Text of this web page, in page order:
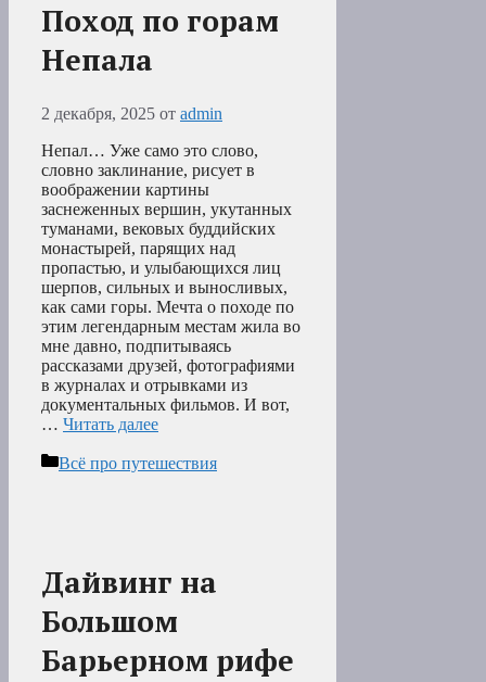
Поход по горам
Непала
2 декабря, 2025 от admin
Непал… Уже само это слово,
словно заклинание, рисует в
воображении картины
заснеженных вершин, укутанных
туманами, вековых буддийских
монастырей, парящих над
пропастью, и улыбающихся лиц
шерпов, сильных и выносливых,
как сами горы. Мечта о походе по
этим легендарным местам жила во
мне давно, подпитываясь
рассказами друзей, фотографиями
в журналах и отрывками из
документальных фильмов. И вот,
… Читать далее
Рубрики
Всё про путешествия
Дайвинг на
Большом
Барьерном рифе